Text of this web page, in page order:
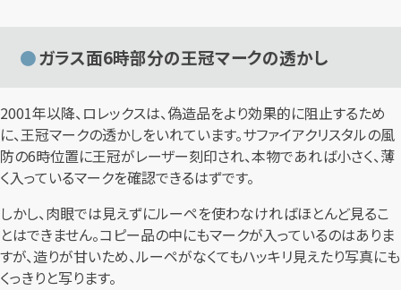
ガラス面6時部分の王冠マークの透かし
2001年以降、ロレックスは、偽造品をより効果的に阻止するため
に、王冠マークの透かしをいれています。サファイアクリスタルの風
防の6時位置に王冠がレーザー刻印され、本物であれば小さく、薄
く入っているマークを確認できるはずです。
しかし、肉眼では見えずにルーペを使わなければほとんど見るこ
とはできません。コピー品の中にもマークが入っているのはありま
すが、造りが甘いため、ルーペがなくてもハッキリ見えたり写真にも
くっきりと写ります。